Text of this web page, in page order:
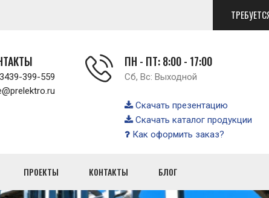
399-559
ПН - ПТ: 8:00 - 17:00
Сб, Вс: Выходной
Скачать презентацию
Скачать каталог продукции
Как оформить заказ?
ПРОЕКТЫ КОНТАКТЫ БЛОГ